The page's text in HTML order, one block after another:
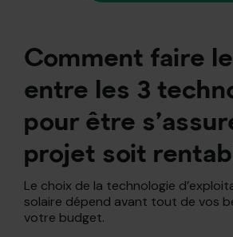
Comment faire
entre les 3
pour être
projet soit
Le choix de la technologie
solaire dépend avant tout de vos
votre budget.